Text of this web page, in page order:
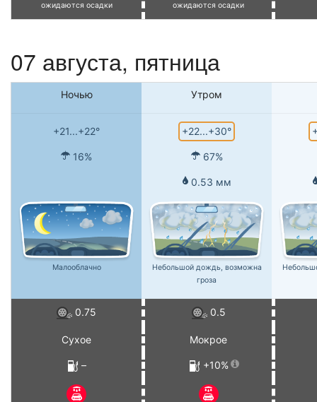
ожидаются осадки
ожидаются осадки
07 августа, пятница
Ночью Утром
+21...+22° +22...+30°
16% 67%
0.53 мм
Малооблачно
Небольшой дождь, возможна
гроза
0.75 0.5
Сухое Мокрое
– +10%